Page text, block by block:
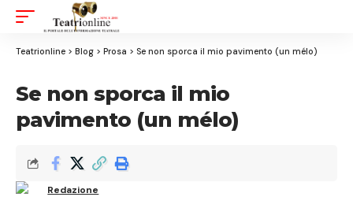
Resizer
Teatrionline > Blog > Prosa > Se non sporca il mio pavimento (un mélo)
Se non sporca il mio
pavimento (un mélo)
Redazione